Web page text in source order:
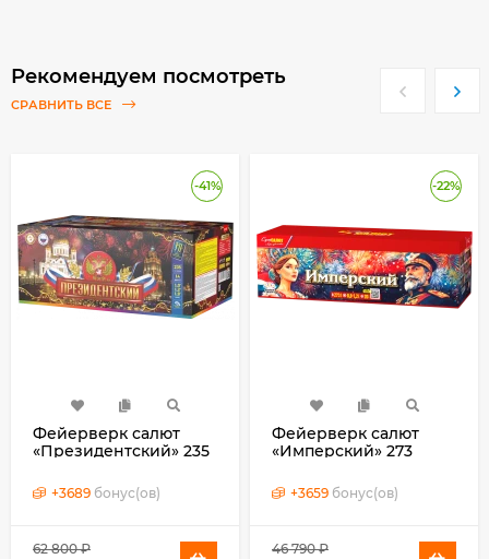
Рекомендуем посмотреть
СРАВНИТЬ ВСЕ
-41%
Фейерверк салют
«Президентский» 235
+3689 бонус(ов)
62 800₽
-22%
Фейерверк салют
«Имперский» 273
калибр
+3659 бонус(ов)
46 790₽